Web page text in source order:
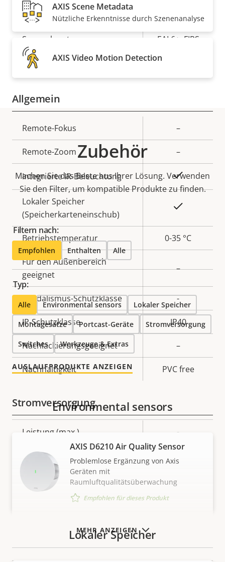
Secure keystore
Element (CC
EAL6+, FIPS
Allgemein
Eigentumsbeschreibung Eigentumswert
Remote-Fokus –
Remote-Zoom –
Integrierte IR-Beleuchtung Ja
Lokaler Speicher
(Speicherkarteneinschub)
Betriebstemperatur 0-35 °C
Für den Außenbereich
geeignet
–
Vandalismus-Schutzklasse -
IP-Schutzklasse IP40
Nachlackierungsgeeignet –
Nachhaltigkeit PVC free
Stromversorgung
Eigentumsbeschreibung Eigentumswert
Leistung (max.) -
Leistung (durchschnittlich)
DC-Eingangsspannung -
AXIS Scene Metadata
Nützliche Erkenntnisse durch Szenenanalyse
AXIS Video Motion Detection
Zubehör
Machen Sie das Beste aus Ihrer Lösung. Verwenden
Sie den Filter, um kompatible Produkte zu finden.
Filtern nach:
Empfohlen Enthalten Alle
Typ:
Alle Environmental sensors Lokaler Speicher
Montagesätze Portcast-Geräte Stromversorgung
Switches Werkzeuge & Extras
AUSLAUFPRODUKTE ANZEIGEN
MEHR ANZEIGEN
Environmental sensors
AXIS D6210 Air Quality Sensor
Problemlose Ergänzung von Axis
Geräten mit
Raumluftqualitätsüberwachung
Empfohlen für dieses Produkt
Lokaler Speicher